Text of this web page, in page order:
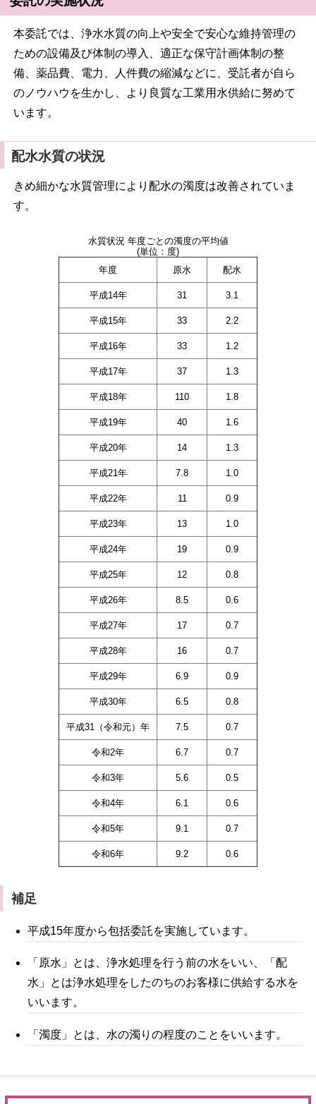
本委託では、浄水水質の向上や安全で安心な維持管理の
ための設備及び体制の導入、適正な保守計画体制の整
備、薬品費、電力、人件費の縮減などに、受託者が自ら
のノウハウを生かし、より良質な工業用水供給に努めて
います。
配水水質の状況
きめ細かな水質管理により配水の濁度は改善されていま
す。
水質状況 年度ごとの濁度の平均値
(単位：度)
年度
原水 配水
平成14年 31 3.1
平成15年 33 2.2
平成16年 33 1.2
平成17年 37 1.3
平成18年 110 1.8
平成19年 40 1.6
平成20年 14 1.3
平成21年 7.8 1.0
平成22年 11 0.9
平成23年 13 1.0
平成24年 19 0.9
平成25年 12 0.8
平成26年 8.5 0.6
平成27年 17 0.7
平成28年 16 0.7
平成29年 6.9 0.9
平成30年 6.5 0.8
平成31（令和元）年 7.5 0.7
令和2年 6.7 0.7
令和3年 5.6 0.5
令和4年 6.1 0.6
令和5年 9.1 0.7
令和6年 9.2 0.6
補足
平成15年度から包括委託を実施しています。
「原水」とは、浄水処理を行う前の水をいい、「配
水」とは浄水処理をしたのちのお客様に供給する水を
いいます。
「濁度」とは、水の濁りの程度のことをいいます。